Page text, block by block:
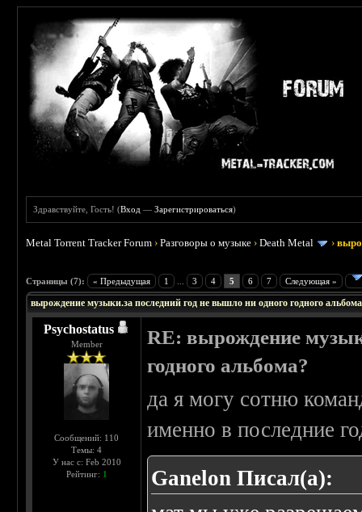
Здравствуйте, Гость! (Вход —Зарегистрироваться)
Metal Torrent Tracker Forum ›Разговоры о музыке ›Death Metal ›
Страницы (7): « Предыдущая 1 3 4 5 6 7 Следующая »
вырождение музыки.за последний год не вышло ни одного годного
Psychostatus
Member
Сообщений: 110
Темы: 4
У нас с: Feb 2010
Рейтинг: 1
RE: вырождение
годного альбома?
да я могу сотню
именно в последние
Ganelon Писал(а):